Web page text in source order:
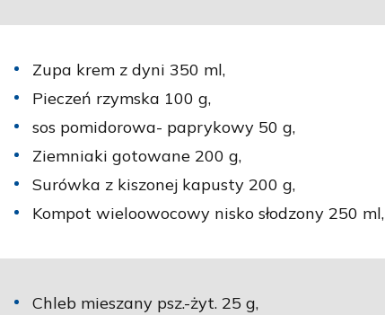
Zupa krem z dyni 350 ml,
Pieczeń rzymska 100 g,
sos pomidorowa- paprykowy 50 g,
Ziemniaki gotowane 200 g,
Surówka z kiszonej kapusty 200 g,
Kompot wieloowocowy nisko słodzony 250 ml,
Chleb mieszany psz.-żyt. 25 g,